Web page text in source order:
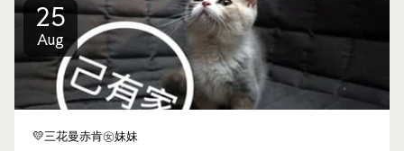
25
Aug
💛三花曼赤肯㊛妹妹